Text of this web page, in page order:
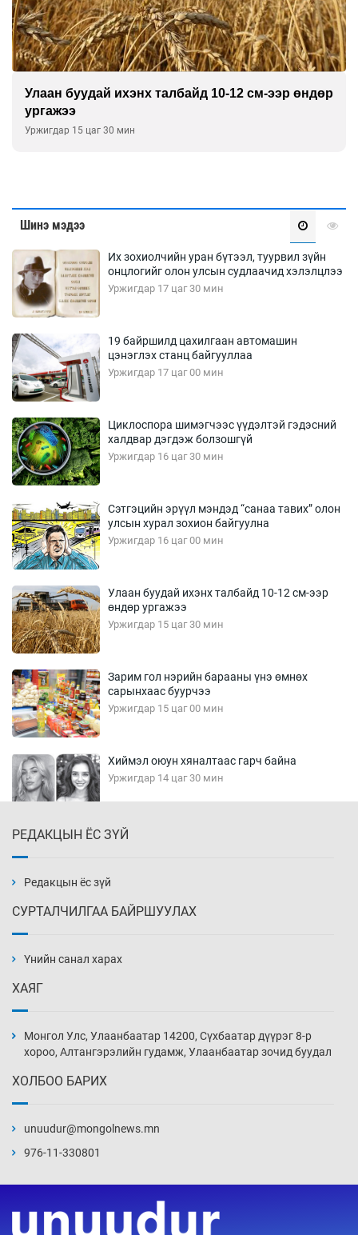
Улаан буудай ихэнх талбайд 10-12 см-ээр өндөр
ургажээ
Уржигдар 15 цаг 30 мин
Шинэ мэдээ
Их зохиолчийн уран бүтээл, туурвил зүйн
онцлогийг олон улсын судлаачид хэлэлцлээ
Уржигдар 17 цаг 30 мин
19 байршилд цахилгаан автомашин
цэнэглэх станц байгууллаа
Уржигдар 17 цаг 00 мин
Циклоспора шимэгчээс үүдэлтэй гэдэсний
халдвар дэгдэж болзошгүй
Уржигдар 16 цаг 30 мин
Сэтгэцийн эрүүл мэндэд “санаа тавих” олон
улсын хурал зохион байгуулна
Уржигдар 16 цаг 00 мин
Улаан буудай ихэнх талбайд 10-12 см-ээр
өндөр ургажээ
Уржигдар 15 цаг 30 мин
Зарим гол нэрийн барааны үнэ өмнөх
сарынхаас буурчээ
Уржигдар 15 цаг 00 мин
Хиймэл оюун хяналтаас гарч байна
Уржигдар 14 цаг 30 мин
Уржигдар 14 цаг 00 мин
нэмэгджээ
Уржигдар 13 цаг 30 мин
Уржигдар 13 цаг 00 мин
Уржигдар 12 цаг 30 мин
РЕДАКЦЫН ЁС ЗҮЙ
Редакцын ёс зүй
СУРТАЛЧИЛГАА БАЙРШУУЛАХ
Үнийн санал харах
ХАЯГ
Монгол Улс, Улаанбаатар 14200, Сүхбаатар дүүрэг 8-р
хороо, Алтангэрэлийн гудамж, Улаанбаатар зочид буудал
ХОЛБОО БАРИХ
unuudur@mongolnews.mn
976-11-330801